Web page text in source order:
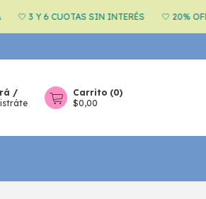
CUOTAS SIN INTERÉS 🤍 20% OFF
/
Carrito (0)
$0,00